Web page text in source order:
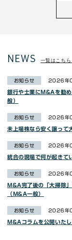
NEWS 一覧はこちら
お知らせ 2026年
銀行や士業にM&Aを勧
般）
お知らせ 2026年
未上場株なら安く譲って
お知らせ 2026年
統合の現場で何が起きて
お知らせ 2026年
M&A完了後の「大掃除
（M&A一般）
お知らせ 2026年
M&Aコラムを公開いた